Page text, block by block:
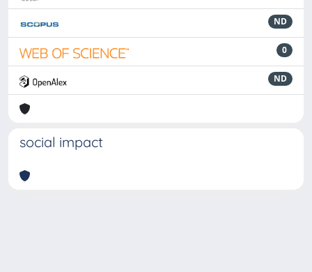
ND
0
ND
social impact